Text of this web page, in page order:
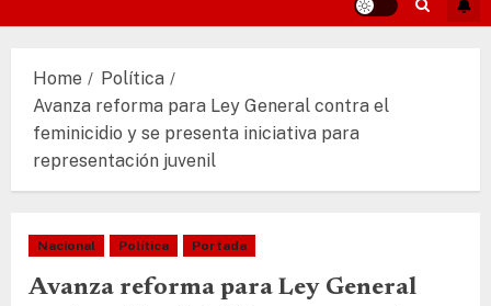
Home
Política
Avanza reforma para Ley General contra el
feminicidio y se presenta iniciativa para
representación juvenil
Nacional Política Portada
Avanza reforma para Ley General